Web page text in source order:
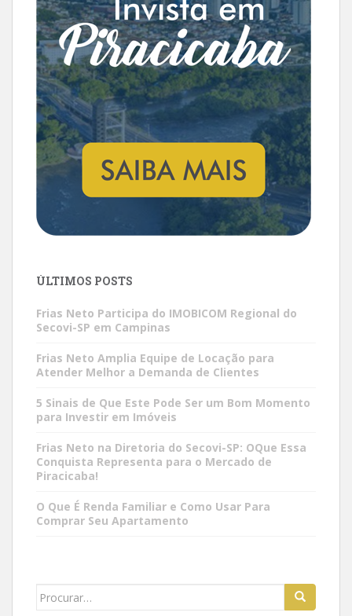
ÚLTIMOS POSTS
Frias Neto Participa do IMOBICOM Regional do
Secovi-SP em Campinas
Frias Neto Amplia Equipe de Locação para
Atender Melhor a Demanda de Clientes
5 Sinais de Que Este Pode Ser um Bom Momento
para Investir em Imóveis
Frias Neto na Diretoria do Secovi-SP: OQue Essa
Conquista Representa para o Mercado de
Piracicaba!
O Que É Renda Familiar e Como Usar Para
Comprar Seu Apartamento
Search